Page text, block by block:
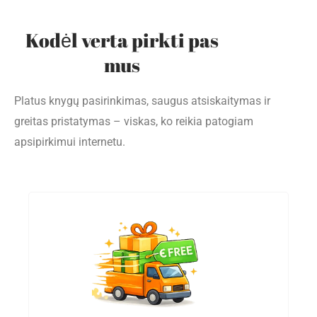
Kodėl verta pirkti pas
mus
Platus knygų pasirinkimas, saugus atsiskaitymas ir
greitas pristatymas – viskas, ko reikia patogiam
apsipirkimui internetu.